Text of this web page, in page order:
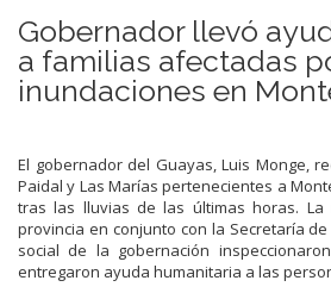
Gobernador llevó
a familias afectadas
inundaciones en
El gobernador del Guayas, Luis Monge,
Paidal y Las Marías pertenecientes a
tras las lluvias de las últimas horas. La
provincia en conjunto con la Secretaría de
social de la gobernación
entregaron ayuda humanitaria a las